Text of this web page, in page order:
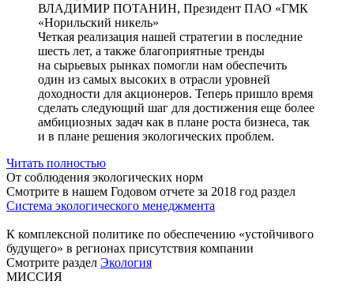
ВЛАДИМИР ПОТАНИН, Президент ПАО «ГМК
«Норильский никель»
Четкая реализация нашей стратегии в последние
шесть лет, а также благоприятные тренды
на сырьевых рынках помогли нам обеспечить
один из самых высоких в отрасли уровней
доходности для акционеров. Теперь пришло время
сделать следующий шаг для достижения еще более
амбициозных задач как в плане роста бизнеса, так
и в плане решения экологических проблем.
Читать полностью
От соблюдения экологических норм
Смотрите в нашем Годовом отчете за 2018 год раздел
Система экологического менеджмента
К комплексной политике по обеспечению «устойчивого
будущего» в регионах присутствия компании
Смотрите раздел Экология
МИССИЯ